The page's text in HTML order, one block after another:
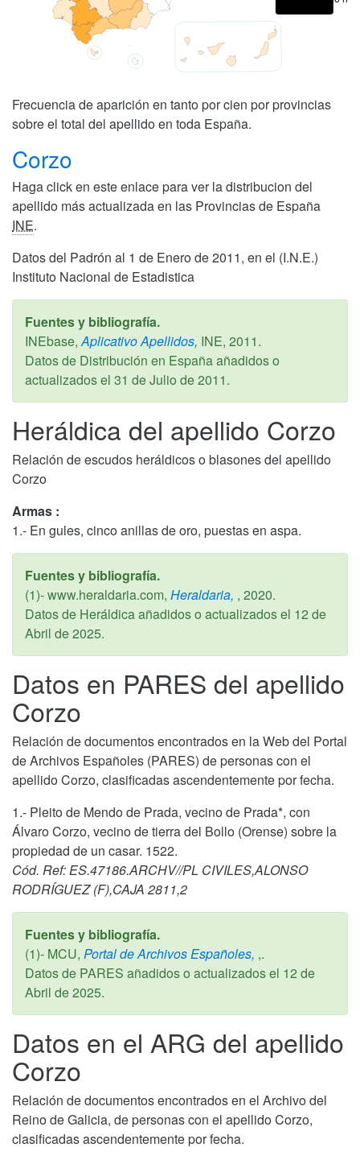
Frecuencia de aparición en tanto por cien por provincias
sobre el total del apellido en toda España.
Corzo
Haga click en este enlace para ver la distribucion del
apellido más actualizada en las Provincias de España
INE.
Datos del Padrón al 1 de Enero de 2011, en el (I.N.E.)
Instituto Nacional de Estadistica
Fuentes y bibliografía.
INEbase, Aplicativo Apellidos, INE, 2011.
Datos de Distribución en España añadidos o
actualizados el 31 de Julio de 2011.
Heráldica del apellido Corzo
Relación de escudos heráldicos o blasones del apellido
Corzo
Armas :
1.- En gules, cinco anillas de oro, puestas en aspa.
Fuentes y bibliografía.
(1)- www.heraldaria.com, Heraldaria, , 2020.
Datos de Heráldica añadidos o actualizados el 12 de
Abril de 2025.
Datos en PARES del apellido
Corzo
Relación de documentos encontrados en la Web del Portal
de Archivos Españoles (PARES) de personas con el
apellido Corzo, clasificadas ascendentemente por fecha.
1.- Pleito de Mendo de Prada, vecino de Prada*, con
Álvaro Corzo, vecino de tierra del Bollo (Orense) sobre la
propiedad de un casar. 1522.
Cód. Ref: ES.47186.ARCHV//PL CIVILES,ALONSO
RODRÍGUEZ (F),CAJA 2811,2
Fuentes y bibliografía.
(1)- MCU, Portal de Archivos Españoles, ,.
Datos de PARES añadidos o actualizados el 12 de
Abril de 2025.
Datos en el ARG del apellido
Corzo
Relación de documentos encontrados en el Archivo del
Reino de Galicia, de personas con el apellido Corzo,
clasificadas ascendentemente por fecha.